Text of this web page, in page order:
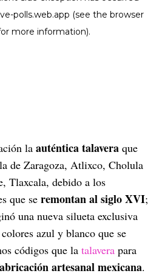
la auténtica talavera que
de Zaragoza, Atlixco, Cholula
Tlaxcala, debido a los
que se remontan al siglo XVI;
una nueva silueta exclusiva
azul y blanco que se
códigos que la talavera para
artesanal mexicana.